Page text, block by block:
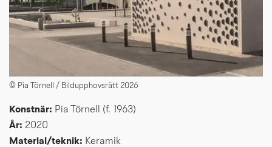
© Pia Törnell / Bildupphovsrätt 2026
Konstnär: Pia Törnell (f. 1963)
År: 2020
Material/teknik: Keramik